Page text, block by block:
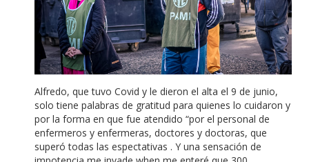
Alfredo, que tuvo Covid y le dieron el alta el 9 de junio,
solo tiene palabras de gratitud para quienes lo cuidaron y
por la forma en que fue atendido “por el personal de
enfermeros y enfermeras, doctores y doctoras, que
superó todas las espectativas . Y una sensación de